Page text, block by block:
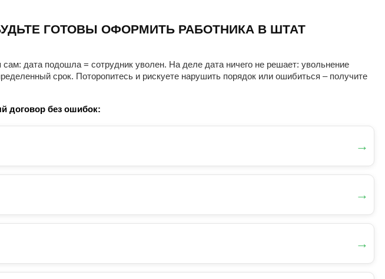
ГОТОВЫ ОФОРМИТЬ РАБОТНИКА В ШТАТ
дата подошла = сотрудник уволен. На деле дата ничего не решает: увольнение
срок. Поторопитесь и рискуете нарушить порядок или ошибиться – получите
договор без ошибок:
→
→
→